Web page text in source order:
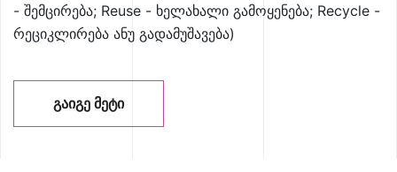
- შემცირება; Reuse - ხელახალი გამოყენება; Recycle -
რეციკლირება ანუ გადამუშავება)
ᲒᲐᲘᲒᲔ ᲛᲔᲢᲘ